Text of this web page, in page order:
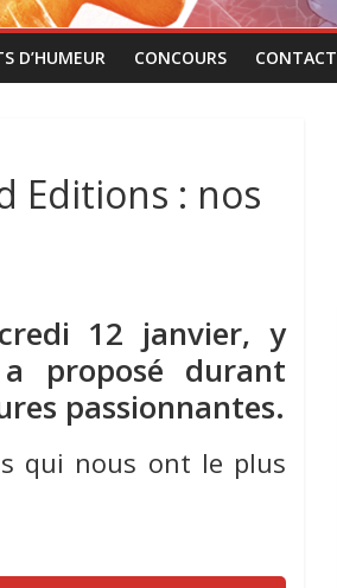
D’HUMEUR CONCOURS CONTACT
Editions : nos
12 janvier, y
proposé durant
passionnantes.
qui nous ont le plus